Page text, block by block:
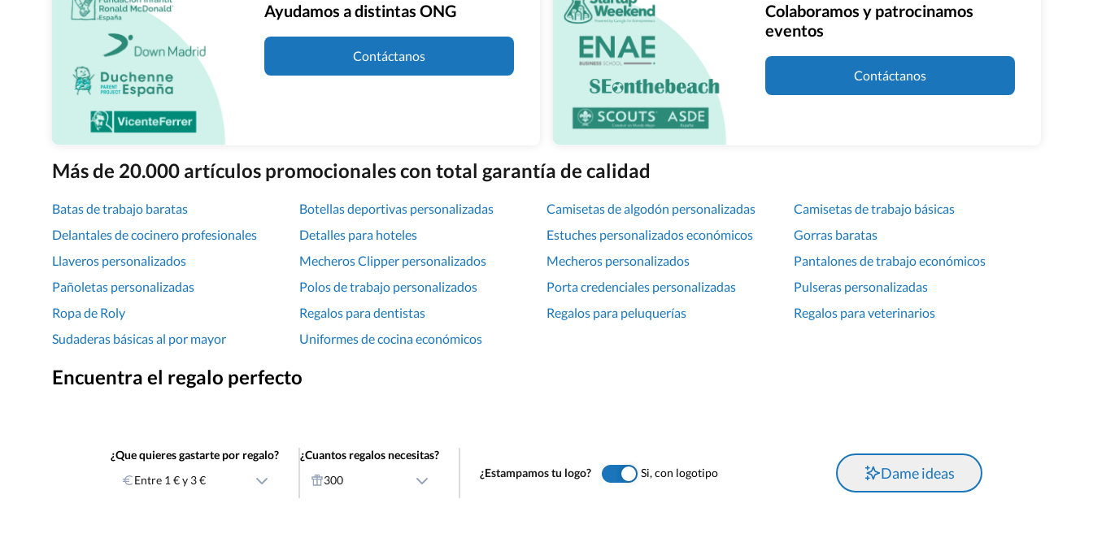
Ayudamos a distintas ONG
Contáctanos
Colaboramos y patrocinamos
eventos
Contáctanos
Más de 20.000 artículos promocionales con total garantía de calidad
Batas de trabajo baratas Botellas deportivas personalizadas Camisetas de algodón personalizadas
Camisetas de trabajo básicas
Delantales de cocinero profesionales
Detalles para hoteles Estuches personalizados económicos
Gorras baratas
Llaveros personalizados
Mecheros Clipper personalizados Mecheros personalizados
Pantalones de trabajo económicos
Pañoletas personalizadas
Polos de trabajo personalizados Porta credenciales personalizadas
Pulseras personalizadas
Ropa de Roly
Regalos para dentistas Regalos para peluquerías
Regalos para veterinarios
Sudaderas básicas al por mayor
Uniformes de cocina económicos
Encuentra el regalo perfecto
¿Que quieres gastarte por regalo?
Entre 1 € y 3 €
¿Cuantos regalos necesitas?
300
¿Estampamos tu logo? Si, con logotipo Dame ideas